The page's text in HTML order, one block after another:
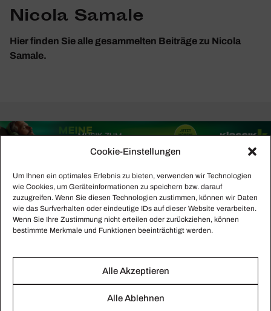
Cookie-Einstellungen
Um Ihnen ein optimales Erlebnis zu bieten, verwenden wir Technologien
wie Cookies, um Geräteinformationen zu speichern bzw. darauf
zuzugreifen. Wenn Sie diesen Technologien zustimmen, können wir Daten
wie das Surfverhalten oder eindeutige IDs auf dieser Website verarbeiten.
Wenn Sie Ihre Zustimmung nicht erteilen oder zurückziehen, können
bestimmte Merkmale und Funktionen beeinträchtigt werden.
Alle Akzeptieren
Alle Ablehnen
Nicola Samale
Hier finden Sie alle gesammelten Beiträge zu Nicola
Samale.